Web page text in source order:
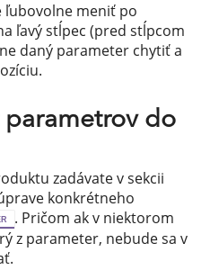
ľubovolne meniť po
ľavý stĺpec (pred stĺpcom
daný parameter chytiť a
do
zadávate v sekcii
konkrétneho
. Pričom ak v niektorom
z parameter, nebude sa v